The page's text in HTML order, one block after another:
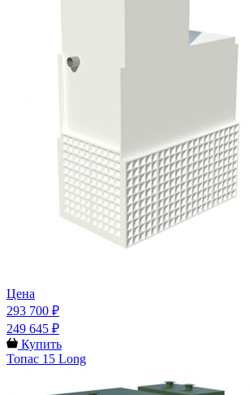
Цена
293 700 ₽
249 645 ₽
Купить
Топас 15 Long